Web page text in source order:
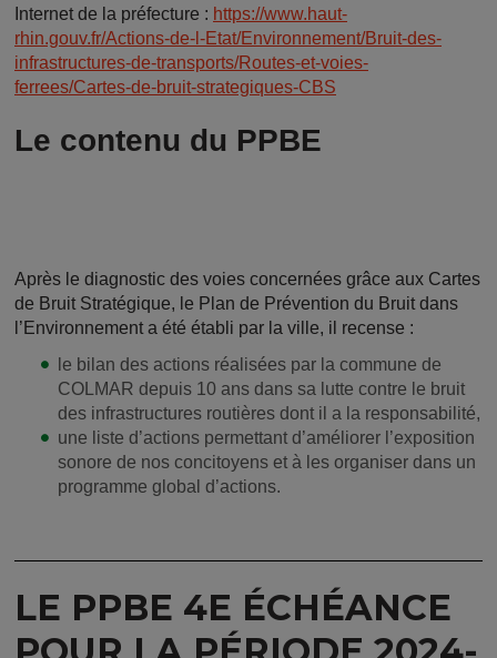
Internet de la préfecture : https://www.haut-
rhin.gouv.fr/Actions-de-l-Etat/Environnement/Bruit-des-
infrastructures-de-transports/Routes-et-voies-
ferrees/Cartes-de-bruit-strategiques-CBS
Le contenu du PPBE
Après le diagnostic des voies concernées grâce aux Cartes
de Bruit Stratégique, le Plan de Prévention du Bruit dans
l’Environnement a été établi par la ville, il recense :
le bilan des actions réalisées par la commune de
COLMAR depuis 10 ans dans sa lutte contre le bruit
des infrastructures routières dont il a la responsabilité,
une liste d’actions permettant d’améliorer l’exposition
sonore de nos concitoyens et à les organiser dans un
programme global d’actions.
LE PPBE 4E ÉCHÉANCE